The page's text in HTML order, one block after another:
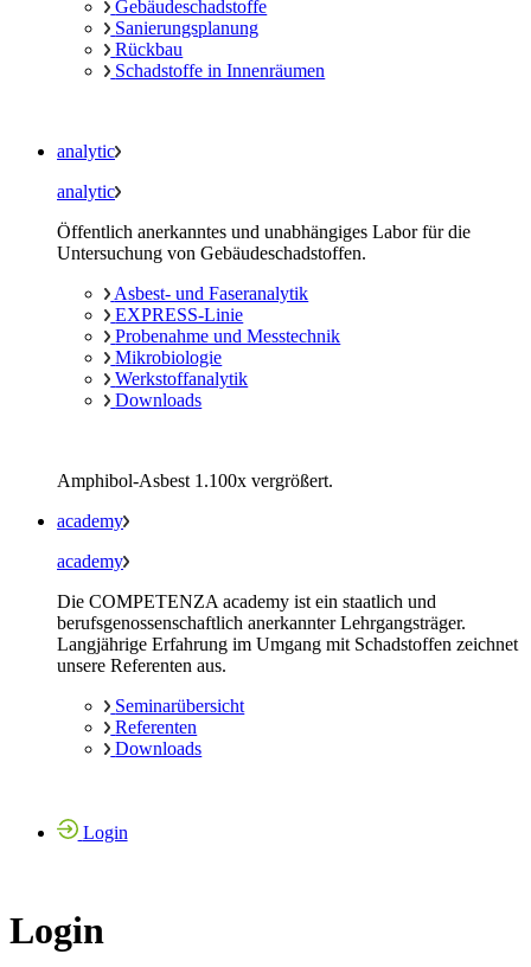
Gebäudeschadstoffe
Sanierungsplanung
Rückbau
Schadstoffe in Innenräumen
analytic
analytic
Öffentlich anerkanntes und unabhängiges Labor für die
Untersuchung von Gebäudeschadstoffen.
Asbest- und Faseranalytik
EXPRESS-Linie
Probenahme und Messtechnik
Mikrobiologie
Werkstoffanalytik
Downloads
Amphibol-Asbest 1.100x vergrößert.
academy
academy
Die COMPETENZA academy ist ein staatlich und
berufsgenossenschaftlich anerkannter Lehrgangsträger.
Langjährige Erfahrung im Umgang mit Schadstoffen zeichnet
unsere Referenten aus.
Seminarübersicht
Referenten
Downloads
Login
Login